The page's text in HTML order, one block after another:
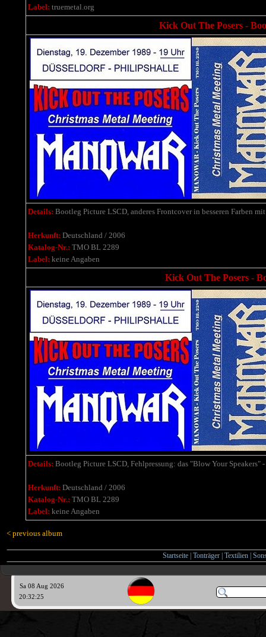
Label: truemetal.org
Kick Out The Posers -
Details: Bootleg Picture LSCD, anderes Frontcover in besseren Farben
Herkunft: Deutschland / 2006
Katalog-Nr.: TMO BL 2289
Label: keine Angaben
Kick Out The Posers -
Details: Bootleg Picture LSCD, Fehlpressung: das "Blow Your Speakers"
Herkunft: Deutschland / 2006
Katalog-Nr.: TMO BL 2289
Label: keine Angaben
< previous album
Startseite Tonträger Textilien
Sa 08 Aug 2026
20:32:25